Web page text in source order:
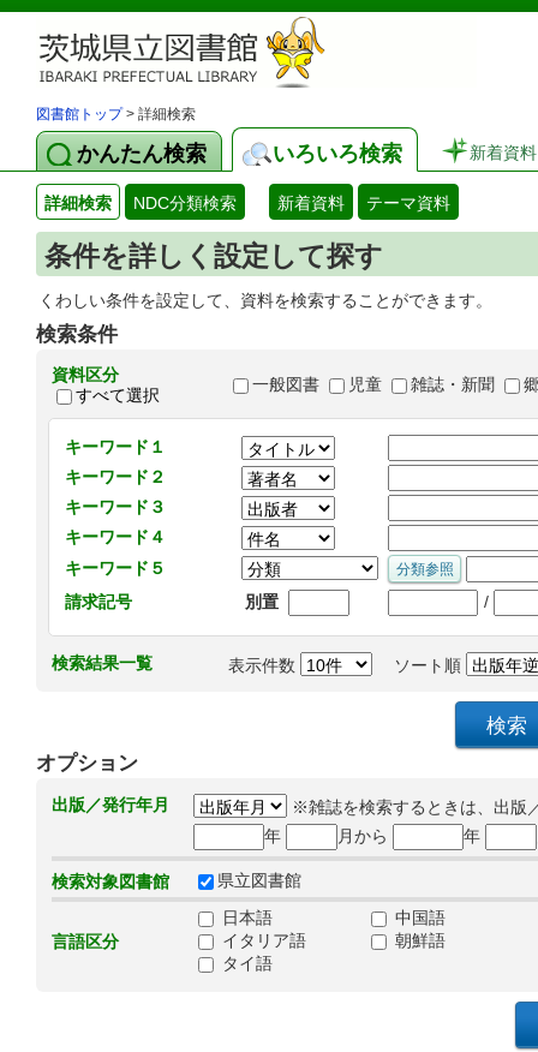
図書館トップ> 詳細検索
かんたん検索 いろいろ検索 新着資料
詳細検索 NDC分類検索 新着資料 テーマ資料
条件を詳しく設定して探す
くわしい条件を設定して、資料を検索することができます。
検索条件
資料区分
すべて選択
一般図書 児童 雑誌・新聞
キーワード１
キーワード２
キーワード３
キーワード４
キーワード５
請求記号
別置 /
検索結果一覧 表示件数 ソート順
オプション
出版／発行年月
※雑誌を検索するときは、出版
年
月から 年
検索対象図書館 県立図書館
言語区分
日本語
中国語
イタリア語
朝鮮語
タイ語